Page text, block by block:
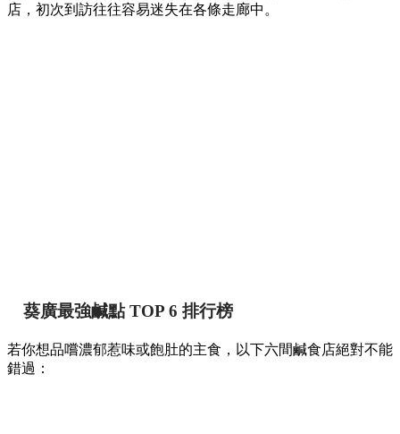
店，初次到訪往往容易迷失在各條走廊中。
葵廣最強鹹點 TOP 6 排行榜
若你想品嚐濃郁惹味或飽肚的主食，以下六間鹹食店絕對不能
錯過：